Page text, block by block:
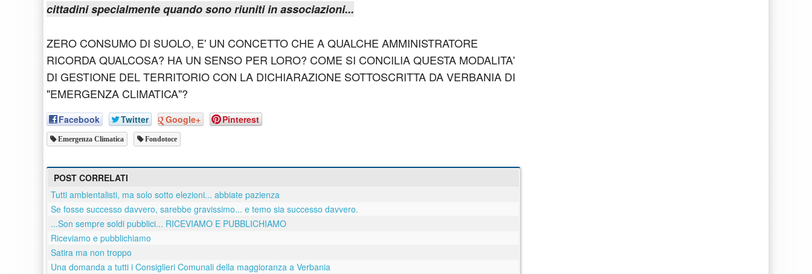
cittadini specialmente quando sono riuniti in associazioni...
ZERO CONSUMO DI SUOLO, E' UN CONCETTO CHE A QUALCHE AMMINISTRATORE
RICORDA QUALCOSA? HA UN SENSO PER LORO? COME SI CONCILIA QUESTA MODALITA'
DI GESTIONE DEL TERRITORIO CON LA DICHIARAZIONE SOTTOSCRITTA DA VERBANIA DI
"EMERGENZA CLIMATICA"?
Facebook Twitter Google+ Pinterest
Emergenza Climatica Fondotoce
POST CORRELATI
Tutti ambientalisti, ma solo sotto elezioni... abbiate pazienza
Se fosse successo davvero, sarebbe gravissimo... e temo sia successo davvero.
...Son sempre soldi pubblici... RICEVIAMO E PUBBLICHIAMO
Riceviamo e pubblichiamo
Satira ma non troppo
Una domanda a tutti i Consiglieri Comunali della maggioranza a Verbania